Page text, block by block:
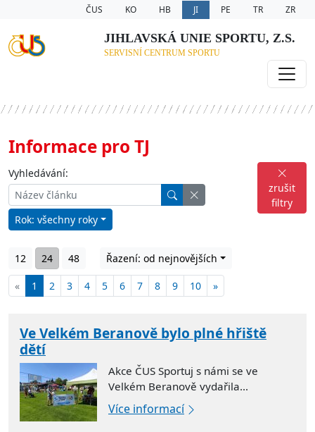
ČUS KO HB JI PE TR ZR
JIHLAVSKÁ UNIE SPORTU, Z.S.
SERVISNÍ CENTRUM SPORTU
Informace pro TJ
Vyhledávání:
Rok: všechny roky
zrušit
filtry
12 24 48 Řazení: od nejnovějších
« 1 2 3 4 5 6 7 8 9 10 »
Ve Velkém Beranově bylo plné hřiště
dětí
Akce ČUS Sportuj s námi se ve
Velkém Beranově vydařila...
Více informací